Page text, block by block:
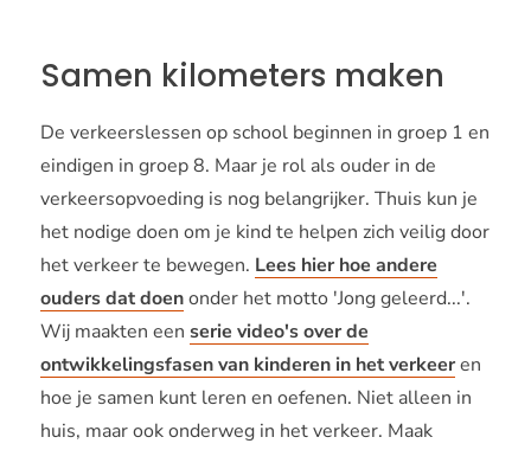
Samen kilometers maken
De verkeerslessen op school beginnen in groep 1 en
eindigen in groep 8. Maar je rol als ouder in de
verkeersopvoeding is nog belangrijker. Thuis kun je
het nodige doen om je kind te helpen zich veilig door
het verkeer te bewegen. Lees hier hoe andere
ouders dat doenonder het motto 'Jong geleerd...'.
Wij maakten een serie video's over de
ontwikkelingsfasen van kinderen in het verkeeren
hoe je samen kunt leren en oefenen. Niet alleen in
huis, maar ook onderweg in het verkeer. Maak